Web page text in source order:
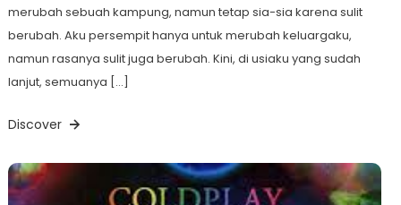
merubah sebuah kampung, namun tetap sia-sia karena sulit
berubah. Aku persempit hanya untuk merubah keluargaku,
namun rasanya sulit juga berubah. Kini, di usiaku yang sudah
lanjut, semuanya […]
Discover